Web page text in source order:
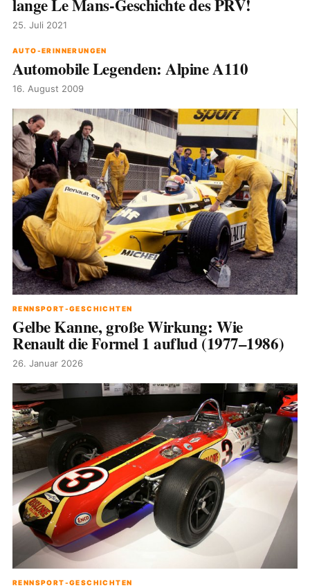
25. Juli 2021
AUTO-ERINNERUNGEN
Automobile Legenden: Alpine A110
16. August 2009
RENNSPORT-GESCHICHTEN
Gelbe Kanne, große Wirkung: Wie
Renault die Formel 1 auflud (1977–1986)
26. Januar 2026
RENNSPORT-GESCHICHTEN